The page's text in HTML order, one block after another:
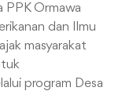
PPK Ormawa
dan Ilmu
masyarakat
program Desa